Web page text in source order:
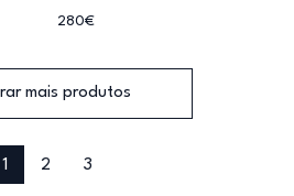
280€
mais produtos
1 2 3